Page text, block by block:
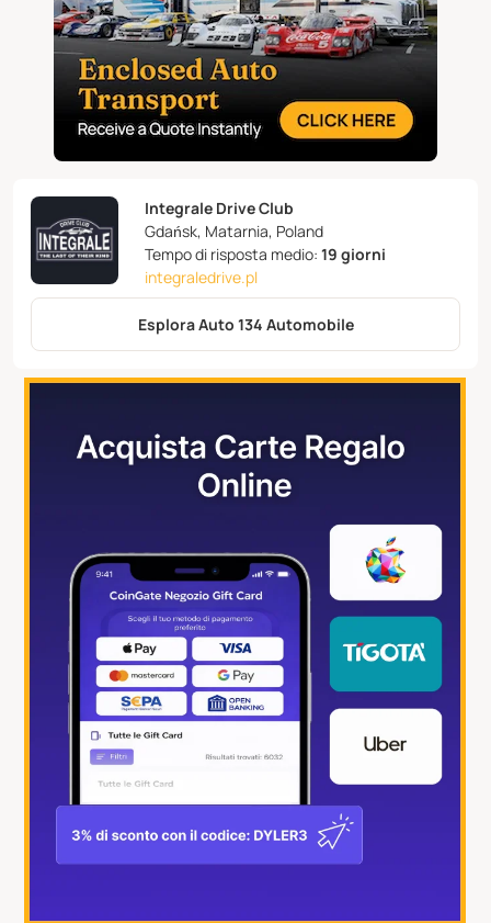
Integrale Drive Club
Gdańsk, Matarnia, Poland
Tempo di risposta medio: 19 giorni
integraledrive.pl
Esplora Auto 134 Automobile